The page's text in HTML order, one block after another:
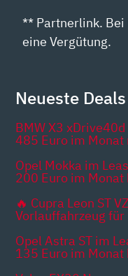
** Partnerlink. Bei
eine Vergütung.
Neueste Deals
BMW X3
485 Euro im Monat
Opel Mokka im
200 Euro im Monat
🔥 Cupra Leon ST
Vorlauffahrzeug
Opel Astra ST im
135 Euro im Monat